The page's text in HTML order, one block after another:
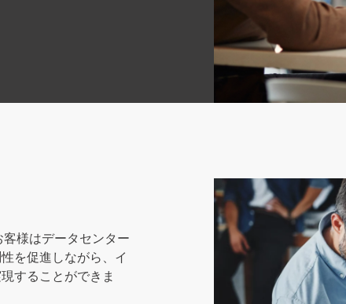
様はデータセンター
を促進しながら、イ
することができま